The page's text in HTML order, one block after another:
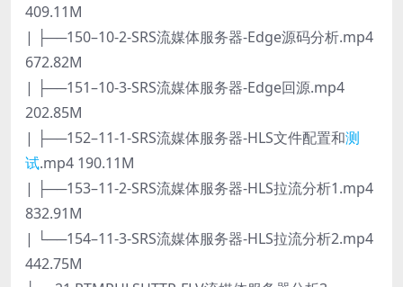
409.11M
| ├──150–10-2-SRS流媒体服务器-Edge源码分析.mp4
672.82M
| ├──151–10-3-SRS流媒体服务器-Edge回源.mp4
202.85M
| ├──152–11-1-SRS流媒体服务器-HLS文件配置和测
试.mp4 190.11M
| ├──153–11-2-SRS流媒体服务器-HLS拉流分析1.mp4
832.91M
| └──154–11-3-SRS流媒体服务器-HLS拉流分析2.mp4
442.75M